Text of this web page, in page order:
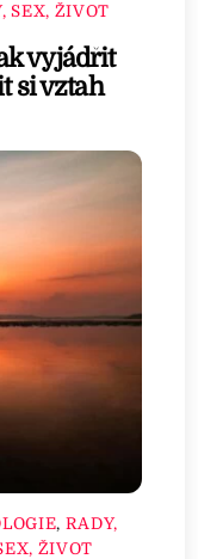
SEX, ŽIVOT
vyjádřit
si vztah
, RADY,
ŽIVOT